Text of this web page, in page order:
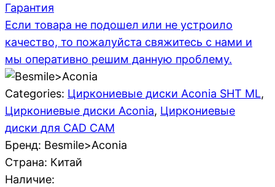
Гарантия
Если товара не подошел или не устроило
качество, то пожалуйста свяжитесь с нами и
мы оперативно решим данную проблему.
Categories: Циркониевые диски Aconia SHT ML,
Циркониевые диски Aconia, Циркониевые
диски для CAD CAM
Бренд: Besmile>Aconia
Страна: Китай
Наличие: